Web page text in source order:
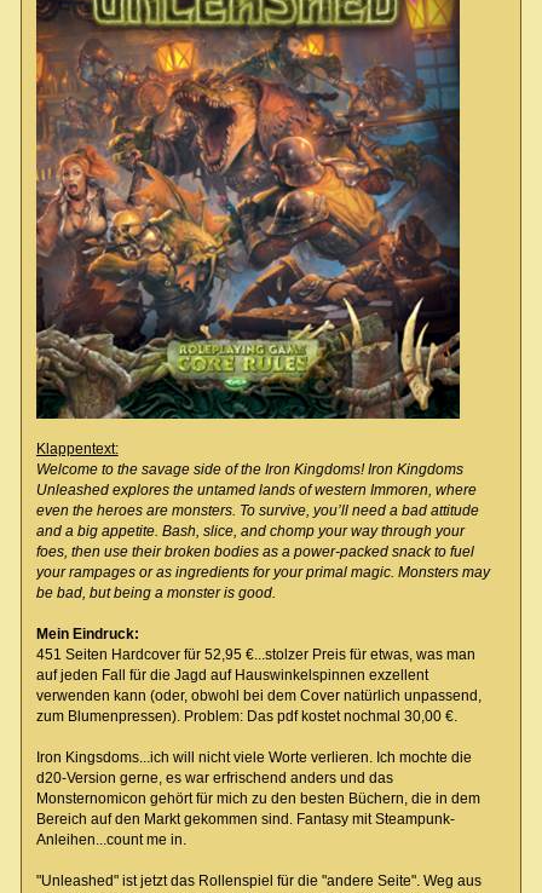
Klappentext:
Welcome to the savage side of the Iron Kingdoms! Iron Kingdoms
Unleashed explores the untamed lands of western Immoren, where
even the heroes are monsters. To survive, you’ll need a bad attitude
and a big appetite. Bash, slice, and chomp your way through your
foes, then use their broken bodies as a power-packed snack to fuel
your rampages or as ingredients for your primal magic. Monsters may
be bad, but being a monster is good.
Mein Eindruck:
451 Seiten Hardcover für 52,95 €...stolzer Preis für etwas, was man
auf jeden Fall für die Jagd auf Hauswinkelspinnen exzellent
verwenden kann (oder, obwohl bei dem Cover natürlich unpassend,
zum Blumenpressen). Problem: Das pdf kostet nochmal 30,00 €.
Iron Kingsdoms...ich will nicht viele Worte verlieren. Ich mochte die
d20-Version gerne, es war erfrischend anders und das
Monsternomicon gehört für mich zu den besten Büchern, die in dem
Bereich auf den Markt gekommen sind. Fantasy mit Steampunk-
Anleihen...count me in.
"Unleashed" ist jetzt das Rollenspiel für die "andere Seite". Weg aus